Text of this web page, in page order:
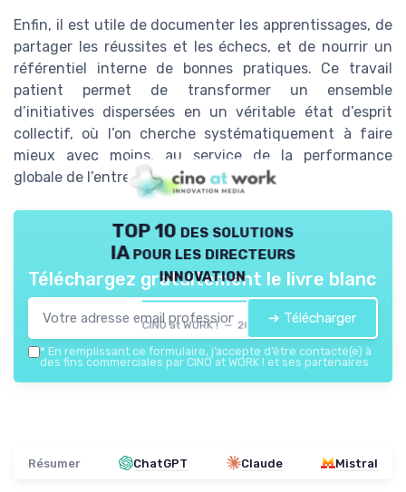
Enfin, il est utile de documenter les apprentissages, de
partager les réussites et les échecs, et de nourrir un
référentiel interne de bonnes pratiques. Ce travail
patient permet de transformer un ensemble
d’initiatives dispersées en un véritable état d’esprit
collectif, où l’on cherche systématiquement à faire
mieux avec moins, au service de la performance
globale de l’entreprise.
TOP 10 des solutions
IA pour les directeurs
innovation
CINO at WORK ! — 2026
Téléchargez gratuitement le livre blanc
➔ Télécharger
* En remplissant ce formulaire, j’accepte d’être contacté(e) à
des fins commerciales par CINO at WORK ! et ses partenaires.
Résumer ChatGPT Claude Mistral